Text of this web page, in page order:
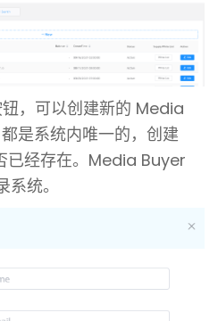
，可以创建新的 Media
是系统内唯一的，创建
已经存在。Media Buyer
统。